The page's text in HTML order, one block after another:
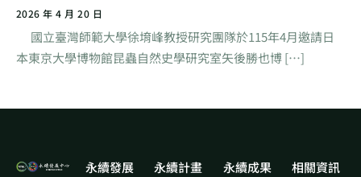
2026 年 4 月 20 日
國立臺灣師範大學徐堉峰教授研究團隊於115年4月邀請日
本東京大學博物館昆蟲自然史學研究室矢後勝也博 […]
永續發展
永續計畫
永續成果
相關資訊